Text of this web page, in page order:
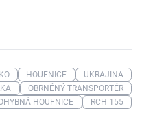
HOUFNICE
UKRAJINA
OBRNĚNÝ TRANSPORTÉR
HOUFNICE
RCH 155